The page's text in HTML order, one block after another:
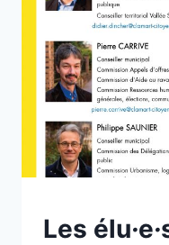
NON
CLASSÉ
Les élu·e·